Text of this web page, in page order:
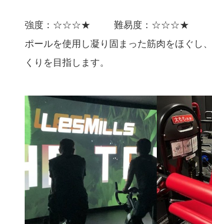
強度：☆☆☆★
難易度：☆☆☆★
ポールを使用し凝り固まった筋肉をほぐし
くりを目指します。